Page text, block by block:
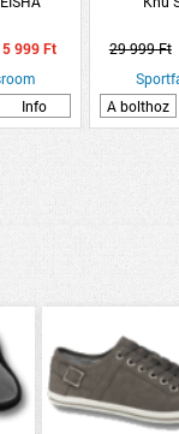
5 999 Ft
Info
29 999 Ft
A bolthoz